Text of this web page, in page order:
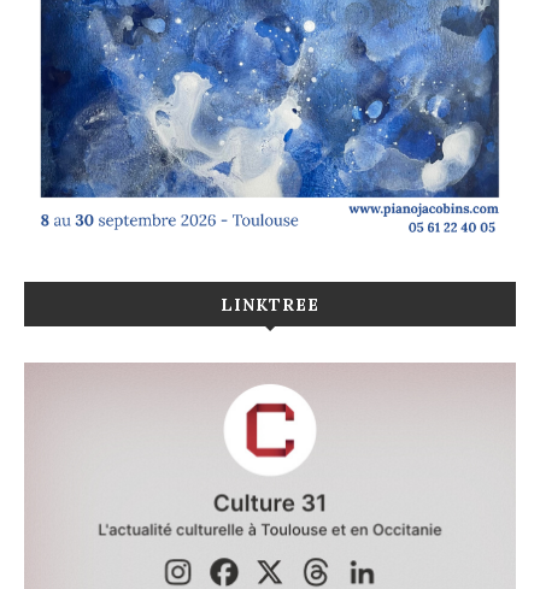
LINKTREE